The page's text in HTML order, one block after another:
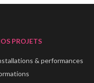
PROJETS
& performances